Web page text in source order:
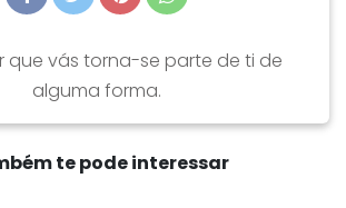
que vás torna-se parte de ti de
alguma forma.
te pode interessar